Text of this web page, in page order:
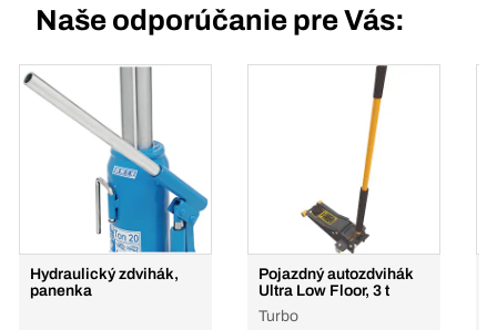
Naše odporúčanie pre Vás:
Hydraulický zdvihák,
panenka
Pojazdný autozdvihák
Ultra Low Floor, 3 t
Turbo